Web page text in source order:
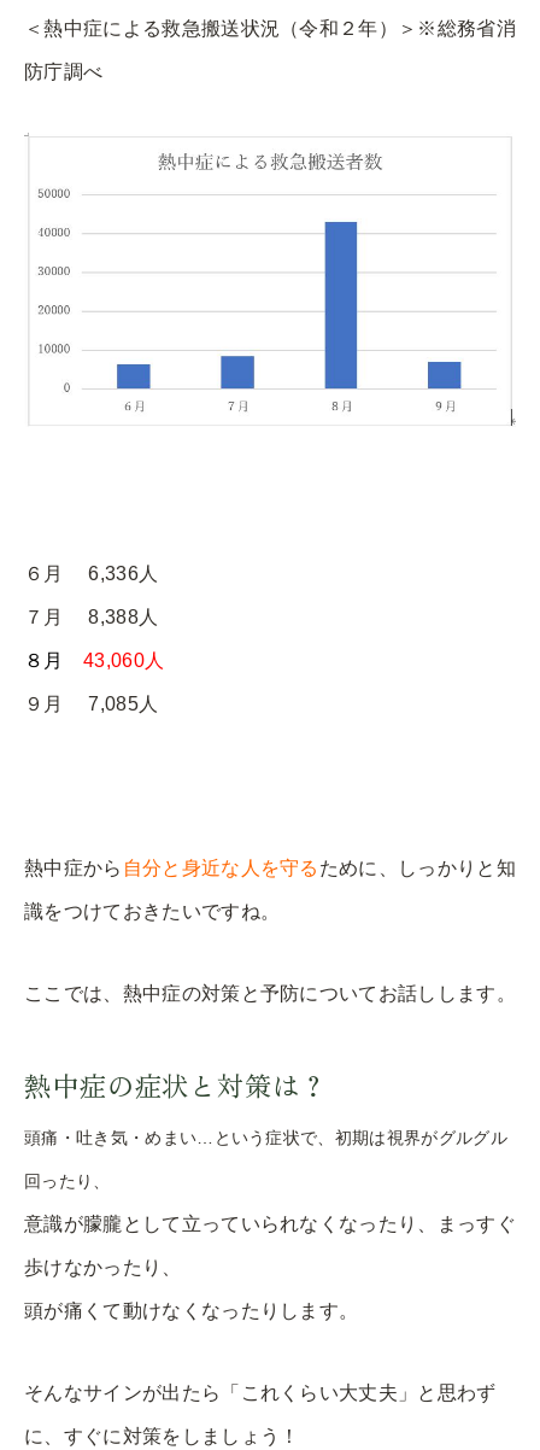
＜熱中症による救急搬送状況（令和２年）＞※総務省消
防庁調べ
６月 6,336人
７月 8,388人
８月 43,060人
９月 7,085人
熱中症から 自分と身近な人を守る ために、しっかりと知
識をつけておきたいですね。
ここでは、熱中症の対策と予防についてお話しします。
熱中症の症状と対策は？
頭痛・吐き気・めまい…という症状で、初期は視界がグルグル
回ったり、
意識が朦朧として立っていられなくなったり、まっすぐ
歩けなかったり、
頭が痛くて動けなくなったりします。
そんなサインが出たら「これくらい大丈夫」と思わず
に、すぐに対策をしましょう！